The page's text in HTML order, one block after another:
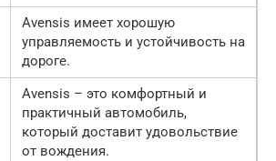
Avensis имеет хорошую
управляемость и устойчивость на
дороге.
Avensis – это комфортный и
практичный автомобиль,
который доставит удовольствие
от вождения.